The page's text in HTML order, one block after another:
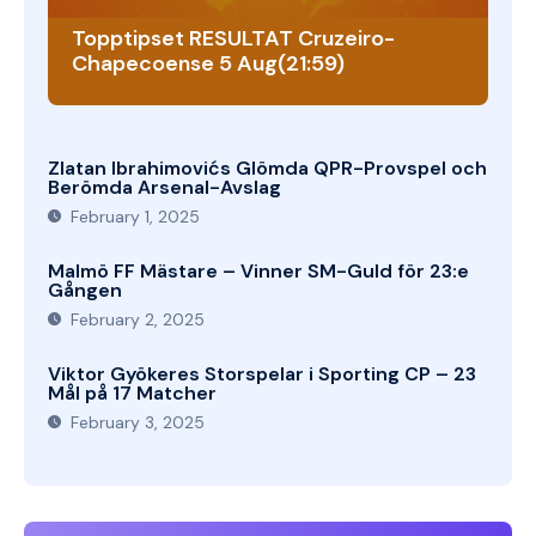
Topptipset RESULTAT Cruzeiro-
Chapecoense 5 Aug(21:59)
Zlatan Ibrahimovićs Glömda QPR-Provspel och
Berömda Arsenal-Avslag
February 1, 2025
Malmö FF Mästare – Vinner SM-Guld för 23:e
Gången
February 2, 2025
Viktor Gyökeres Storspelar i Sporting CP – 23
Mål på 17 Matcher
February 3, 2025